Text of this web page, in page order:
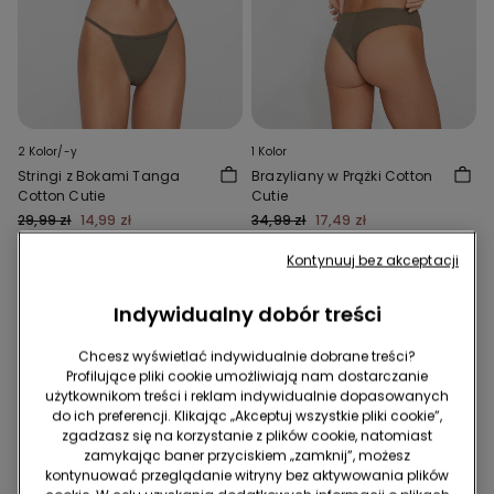
2 Kolor/-y
Stringi z Bokami Tanga
Cotton Cutie
29,99 zł 14,99 zł
1 Kolor
Brazyliany w Prążki Cotton
Cutie
34,99 zł 17,49 zł
24,49 zł -29%
Indywidualny dobór treści
Chcesz wyświetlać indywidualnie dobrane treści?
Profilujące pliki cookie umożliwiają nam dostarczanie
użytkownikom treści i reklam indywidualnie dopasowanych
do ich preferencji. Klikając „Akceptuj wszystkie pliki cookie”,
zgadzasz się na korzystanie z plików cookie, natomiast
zamykając baner przyciskiem „zamknij”, możesz
kontynuować przeglądanie witryny bez aktywowania plików
Kontynuuj bez akceptacji